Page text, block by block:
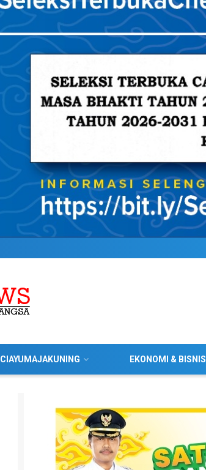
CIAYUMAJAKUNING EKONOMI & BISNIS